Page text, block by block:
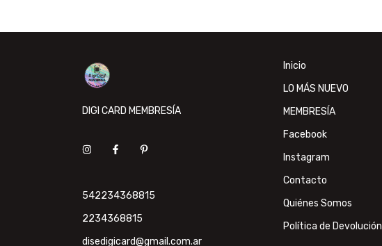
DIGI CARD MEMBRESÍA
542234368815
2234368815
disedigicard@gmail.com.ar
Inicio
LO MÁS NUEVO
MEMBRESÍA
Facebook
Instagram
Contacto
Quiénes Somos
Política de Devolución